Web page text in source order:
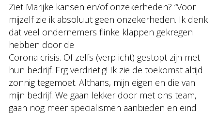
Ziet Marijke kansen en/of onzekerheden? “Voor
mijzelf zie ik absoluut geen onzekerheden. Ik denk
dat veel ondernemers flinke klappen gekregen
hebben door de
Corona crisis. Of zelfs (verplicht) gestopt zijn met
hun bedrijf. Erg verdrietig! Ik zie de toekomst altijd
zonnig tegemoet. Althans, mijn eigen en die van
mijn bedrijf. We gaan lekker door met ons team,
gaan nog meer specialismen aanbieden en eind